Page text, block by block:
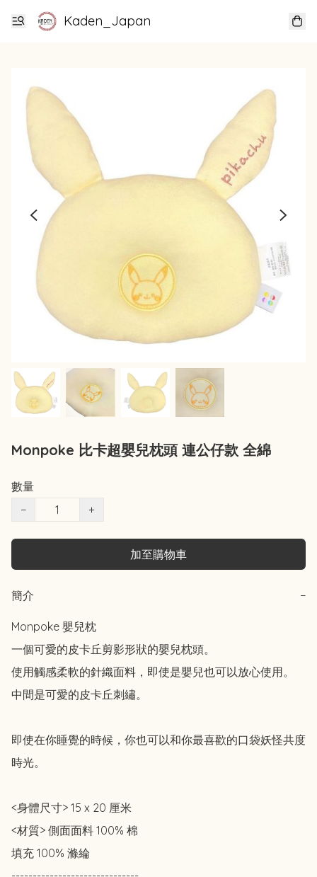
Kaden_Japan
Monpoke 比卡超嬰兒枕頭 連公仔款 全綿
數量
−
+
加至購物車
簡介 −
Monpoke 嬰兒枕
一個可愛的皮卡丘剪影形狀的嬰兒枕頭。
使用觸感柔軟的針織面料，即使是嬰兒也可以放心使用。
中間是可愛的皮卡丘刺繡。
即使在你睡覺的時候，你也可以和你最喜歡的口袋妖怪共度
時光。
<身體尺寸> 15 x 20 厘米
<材質> 側面面料 100% 棉
填充 100% 滌綸